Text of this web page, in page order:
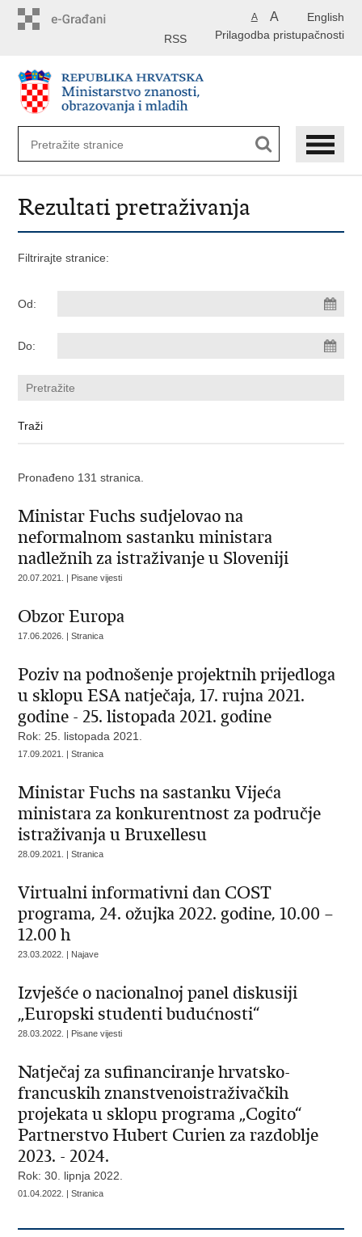
English
A A
Prilagodba pristupačnosti
RSS
Rezultati pretraživanja
Filtrirajte stranice:
Od:
Do:
Pronađeno 131 stranica.
Ministar Fuchs sudjelovao na
neformalnom sastanku ministara
nadležnih za istraživanje u Sloveniji
20.07.2021. | Pisane vijesti
Obzor Europa
17.06.2026. | Stranica
Poziv na podnošenje projektnih prijedloga
u sklopu ESA natječaja, 17. rujna 2021.
godine - 25. listopada 2021. godine
Rok: 25. listopada 2021.
17.09.2021. | Stranica
Ministar Fuchs na sastanku Vijeća
ministara za konkurentnost za područje
istraživanja u Bruxellesu
28.09.2021. | Stranica
Virtualni informativni dan COST
programa, 24. ožujka 2022. godine, 10.00 –
12.00 h
23.03.2022. | Najave
Izvješće o nacionalnoj panel diskusiji
„Europski studenti budućnosti“
28.03.2022. | Pisane vijesti
Natječaj za sufinanciranje hrvatsko-
francuskih znanstvenoistraživačkih
projekata u sklopu programa „Cogito“
Partnerstvo Hubert Curien za razdoblje
2023. - 2024.
Rok: 30. lipnja 2022.
01.04.2022. | Stranica